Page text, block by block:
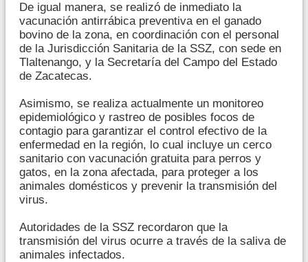
De igual manera, se realizó de inmediato la
vacunación antirrábica preventiva en el ganado
bovino de la zona, en coordinación con el personal
de la Jurisdicción Sanitaria de la SSZ, con sede en
Tlaltenango, y la Secretaría del Campo del Estado
de Zacatecas.
Asimismo, se realiza actualmente un monitoreo
epidemiológico y rastreo de posibles focos de
contagio para garantizar el control efectivo de la
enfermedad en la región, lo cual incluye un cerco
sanitario con vacunación gratuita para perros y
gatos, en la zona afectada, para proteger a los
animales domésticos y prevenir la transmisión del
virus.
Autoridades de la SSZ recordaron que la
transmisión del virus ocurre a través de la saliva de
animales infectados.